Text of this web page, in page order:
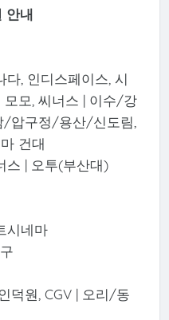
안내
다, 인디스페이스, 시
모모, 씨너스 | 이수/강
/압구정/용산/신도림,
건대
스 | 오투(부산대)
시네마
덕원, CGV | 오리/동